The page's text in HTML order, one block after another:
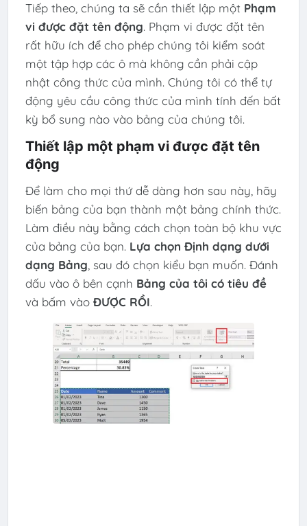
Tiếp theo, chúng ta sẽ cần thiết lập một Phạm
vi được đặt tên động. Phạm vi được đặt tên
rất hữu ích để cho phép chúng tôi kiểm soát
một tập hợp các ô mà không cần phải cập
nhật công thức của mình. Chúng tôi có thể tự
động yêu cầu công thức của mình tính đến bất
kỳ bổ sung nào vào bảng của chúng tôi.
Thiết lập một phạm vi được đặt tên
động
Để làm cho mọi thứ dễ dàng hơn sau này, hãy
biến bảng của bạn thành một bảng chính thức.
Làm điều này bằng cách chọn toàn bộ khu vực
của bảng của bạn. Lựa chọn Định dạng dưới
dạng Bảng , sau đó chọn kiểu bạn muốn. Đánh
dấu vào ô bên cạnh Bảng của tôi có tiêu đề
và bấm vào ĐƯỢC RỒI.